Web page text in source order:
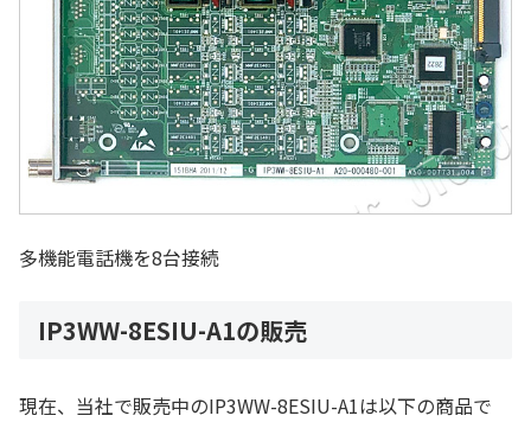
多機能電話機を8台接続
IP3WW-8ESIU-A1の販売
現在、当社で販売中のIP3WW-8ESIU-A1は以下の商品で